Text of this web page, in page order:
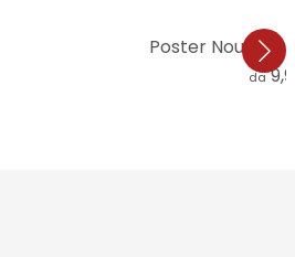
Poster
da